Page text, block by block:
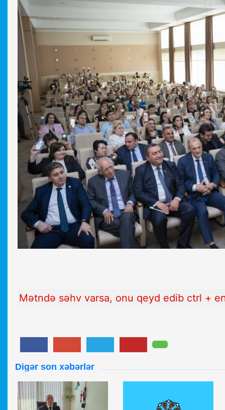
Mətndə səhv varsa, onu qeyd edib ctrl +
Digər son xəbərlər